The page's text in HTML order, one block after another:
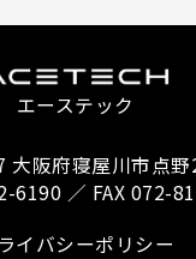
エーステック
大阪府寝屋川市点
6190 ／ FAX 072-
イバシーポリシー